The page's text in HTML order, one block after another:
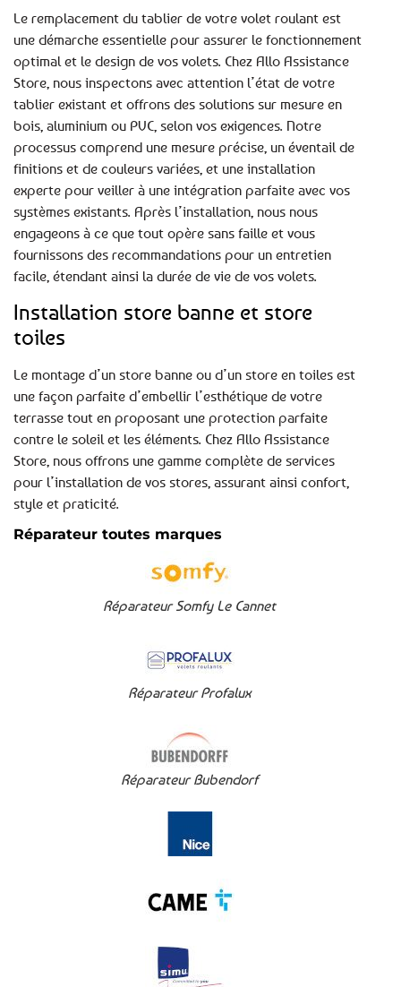
Le remplacement du tablier de votre volet roulant est
une démarche essentielle pour assurer le fonctionnement
optimal et le design de vos volets. Chez Allo Assistance
Store, nous inspectons avec attention l’état de votre
tablier existant et offrons des solutions sur mesure en
bois, aluminium ou PVC, selon vos exigences. Notre
processus comprend une mesure précise, un éventail de
finitions et de couleurs variées, et une installation
experte pour veiller à une intégration parfaite avec vos
systèmes existants. Après l’installation, nous nous
engageons à ce que tout opère sans faille et vous
fournissons des recommandations pour un entretien
facile, étendant ainsi la durée de vie de vos volets.
Installation store banne et store
toiles
Le montage d’un store banne ou d’un store en toiles est
une façon parfaite d’embellir l’esthétique de votre
terrasse tout en proposant une protection parfaite
contre le soleil et les éléments. Chez Allo Assistance
Store, nous offrons une gamme complète de services
pour l’installation de vos stores, assurant ainsi confort,
style et praticité.
Réparateur toutes marques
Réparateur Somfy Le Cannet
Réparateur Profalux
Réparateur Bubendorf